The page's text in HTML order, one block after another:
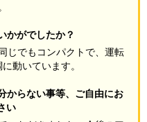
かがでしたか？
じでもコンパクトで、運転
動いています。
からない事等、ご自由にお
い